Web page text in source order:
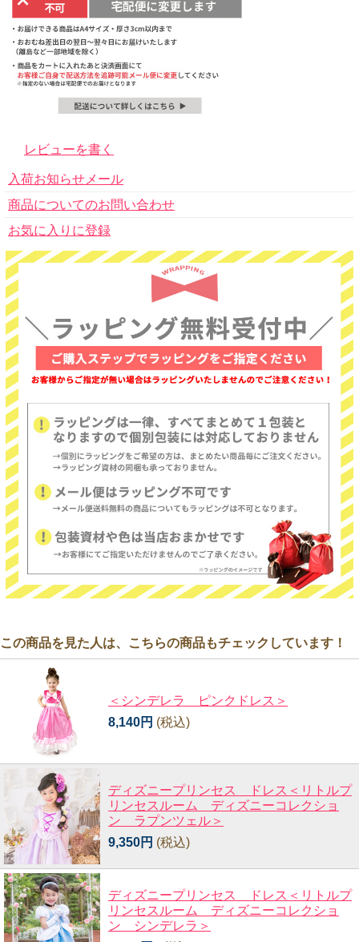
レビューを書く
入荷お知らせメール
商品についてのお問い合わせ
お気に入りに登録
この商品を見た人は、こちらの商品もチェックしています！
＜シンデレラ ピンクドレス＞
8,140円 (税込)
ディズニープリンセス ドレス＜リトルプ
リンセスルーム ディズニーコレクショ
ン ラプンツェル＞
9,350円 (税込)
ディズニープリンセス ドレス＜リトルプ
リンセスルーム ディズニーコレクショ
ン シンデレラ＞